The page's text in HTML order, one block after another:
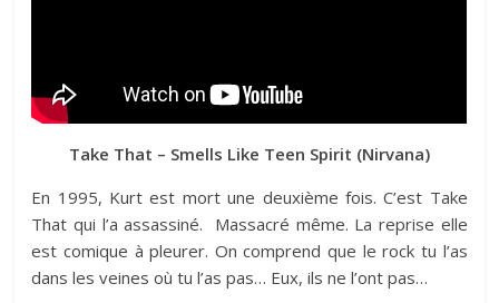
Take That – Smells Like Teen Spirit (Nirvana)
En 1995, Kurt est mort une deuxième fois. C’est Take
That qui l’a assassiné. Massacré même. La reprise elle
est comique à pleurer. On comprend que le rock tu l’as
dans les veines où tu l’as pas… Eux, ils ne l’ont pas…